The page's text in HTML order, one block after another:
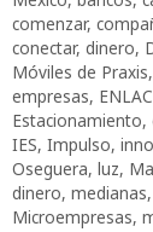
comenzar,
conectar, dinero,
Móviles de Praxis,
empresas,
Estacionamiento,
IES, Impulso,
Oseguera, luz,
dinero, medianas,
Microempresas,